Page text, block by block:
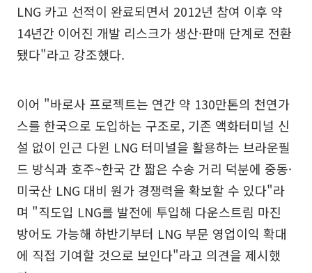
LNG 카고 선적이 완료되면서 2012년 참여 이후 약
14년간 이어진 개발 리스크가 생산·판매 단계로 전환
됐다"라고 강조했다.
이어 "바로사 프로젝트는 연간 약 130만톤의 천연가
스를 한국으로 도입하는 구조로, 기존 액화터미널 신
설 없이 인근 다윈 LNG 터미널을 활용하는 브라운필
드 방식과 호주~한국 간 짧은 수송 거리 덕분에 중동·
미국산 LNG 대비 원가 경쟁력을 확보할 수 있다"라
며 "직도입 LNG를 발전에 투입해 다운스트림 마진
방어도 가능해 하반기부터 LNG 부문 영업이익 확대
에 직접 기여할 것으로 보인다"라고 의견을 제시했